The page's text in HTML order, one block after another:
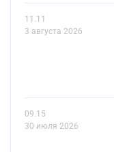
11.11
3 августа 2026
09.15
30 июля 2026